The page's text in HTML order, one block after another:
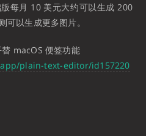
每月 10 美元大约可以生成 200
可以生成更多图片。
macOS 便签功能
plain-text-editor/id157220